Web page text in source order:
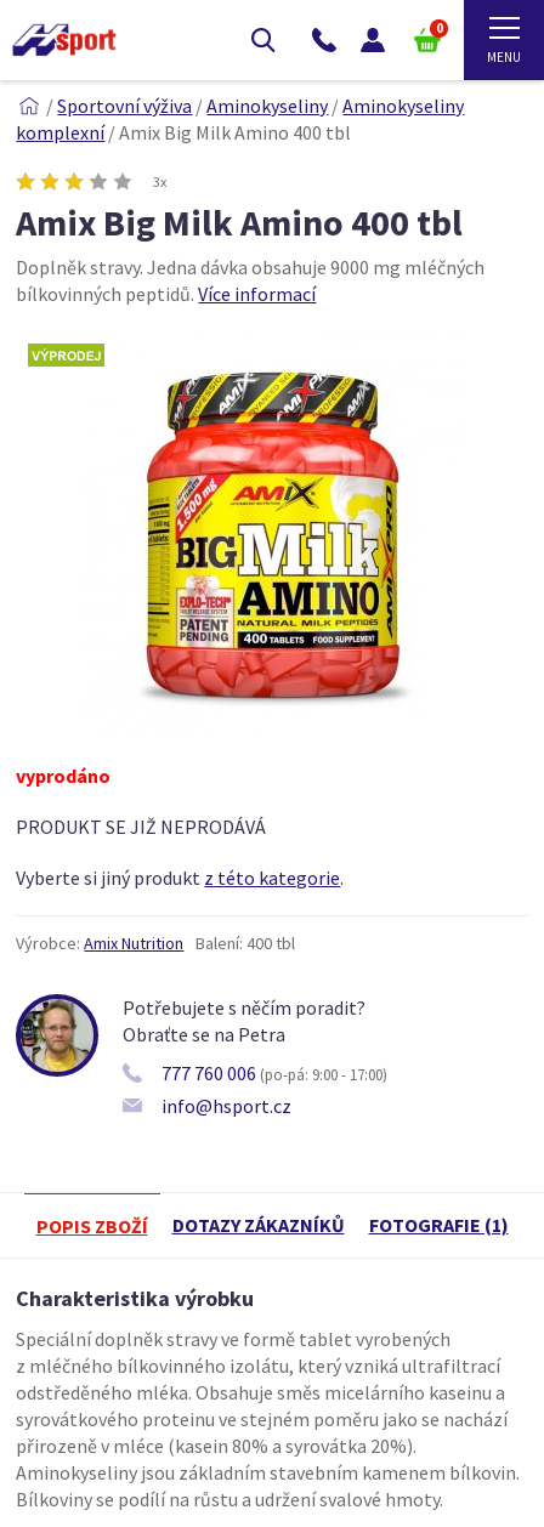
0
/Sportovní výživa /Aminokyseliny/Aminokyseliny
komplexní/Amix Big Milk Amino 400 tbl
3x
Amix Big Milk Amino 400 tbl
Doplněk stravy. Jedna dávka obsahuje 9000 mg mléčných
bílkovinných peptidů.Více informací
vyprodáno
PRODUKT SE JIŽ NEPRODÁVÁ
Vyberte si jiný produkt z této kategorie.
Výrobce: Amix Nutrition Balení: 400 tbl
Potřebujete s něčím poradit?
Obraťte se na Petra
777 760 006 (po-pá: 9:00 - 17:00)
info@hsport.cz
POPIS ZBOŽÍ DOTAZY ZÁKAZNÍKŮ FOTOGRAFIE (1)
Charakteristika výrobku
Speciální doplněk stravy ve formě tablet vyrobených
z mléčného bílkovinného izolátu, který vzniká ultrafiltrací
odstředěného mléka. Obsahuje směs micelárního kaseinu a
syrovátkového proteinu ve stejném poměru jako se nachází
přirozeně v mléce (kasein 80% a syrovátka 20%).
Aminokyseliny jsou základním stavebním kamenem bílkovin.
Bílkoviny se podílí na růstu a udržení svalové hmoty.